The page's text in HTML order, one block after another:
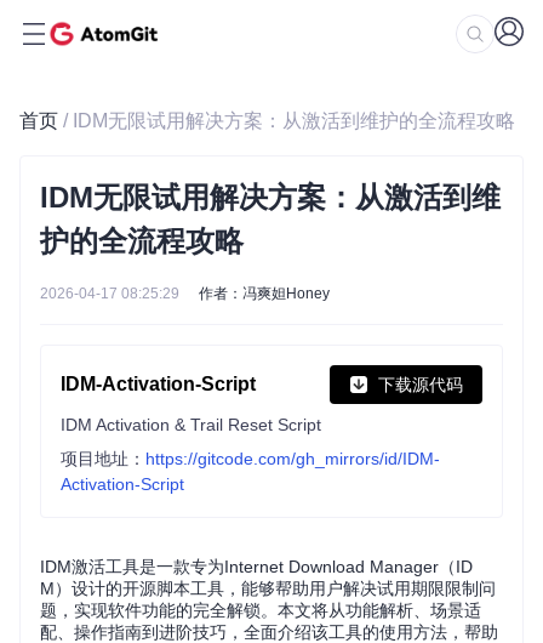
首页 / IDM无限试用解决方案：从激活到维护的全流程攻略
IDM无限试用解决方案：从激活到维
护的全流程攻略
2026-04-17 08:25:29 作者：冯爽妲Honey
IDM-Activation-Script 下载源代码
IDM Activation & Trail Reset Script
项目地址： https://gitcode.com/gh_mirrors/id/IDM-
Activation-Script
IDM激活工具是一款专为Internet Download Manager（ID
M）设计的开源脚本工具，能够帮助用户解决试用期限限制问
题，实现软件功能的完全解锁。本文将从功能解析、场景适
配、操作指南到进阶技巧，全面介绍该工具的使用方法，帮助